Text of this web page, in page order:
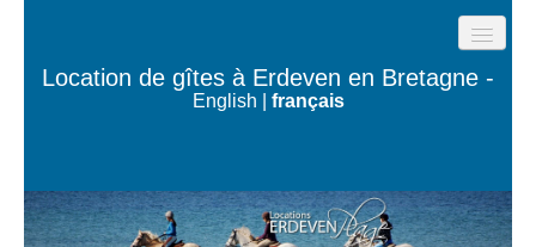
Location de gîtes à Erdeven en Bretagne -
English français
ACCUEIL
GÎTES DE LA PLAGE
MAISON TY BUGALÉ